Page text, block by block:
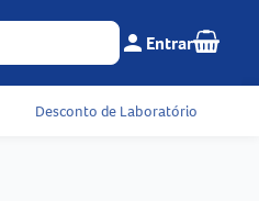
Menu do cliente e
person Entrar Seu
Desconto de Laboratório